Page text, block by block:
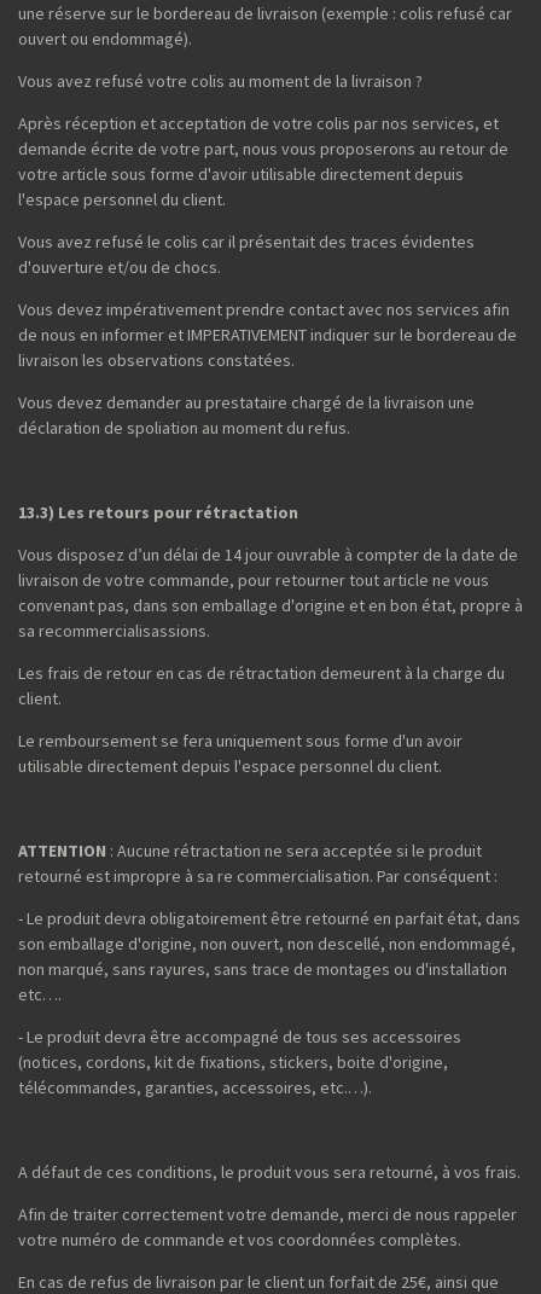
une réserve sur le bordereau de livraison (exemple : colis refusé car
ouvert ou endommagé).
Vous avez refusé votre colis au moment de la livraison ?
Après réception et acceptation de votre colis par nos services, et
demande écrite de votre part, nous vous proposerons au retour de
votre article sous forme d'avoir utilisable directement depuis
l'espace personnel du client.
Vous avez refusé le colis car il présentait des traces évidentes
d'ouverture et/ou de chocs.
Vous devez impérativement prendre contact avec nos services afin
de nous en informer et IMPERATIVEMENT indiquer sur le bordereau de
livraison les observations constatées.
Vous devez demander au prestataire chargé de la livraison une
déclaration de spoliation au moment du refus.
13.3) Les retours pour rétractation
Vous disposez d’un délai de 14 jour ouvrable à compter de la date de
livraison de votre commande, pour retourner tout article ne vous
convenant pas, dans son emballage d'origine et en bon état, propre à
sa recommercialisassions.
Les frais de retour en cas de rétractation demeurent à la charge du
client.
Le remboursement se fera uniquement sous forme d'un avoir
utilisable directement depuis l'espace personnel du client.
ATTENTION : Aucune rétractation ne sera acceptée si le produit
retourné est impropre à sa re commercialisation. Par conséquent :
- Le produit devra obligatoirement être retourné en parfait état, dans
son emballage d'origine, non ouvert, non descellé, non endommagé,
non marqué, sans rayures, sans trace de montages ou d'installation
etc….
- Le produit devra être accompagné de tous ses accessoires
(notices, cordons, kit de fixations, stickers, boite d'origine,
télécommandes, garanties, accessoires, etc.…).
A défaut de ces conditions, le produit vous sera retourné, à vos frais.
Afin de traiter correctement votre demande, merci de nous rappeler
votre numéro de commande et vos coordonnées complètes.
En cas de refus de livraison par le client un forfait de 25€, ainsi que